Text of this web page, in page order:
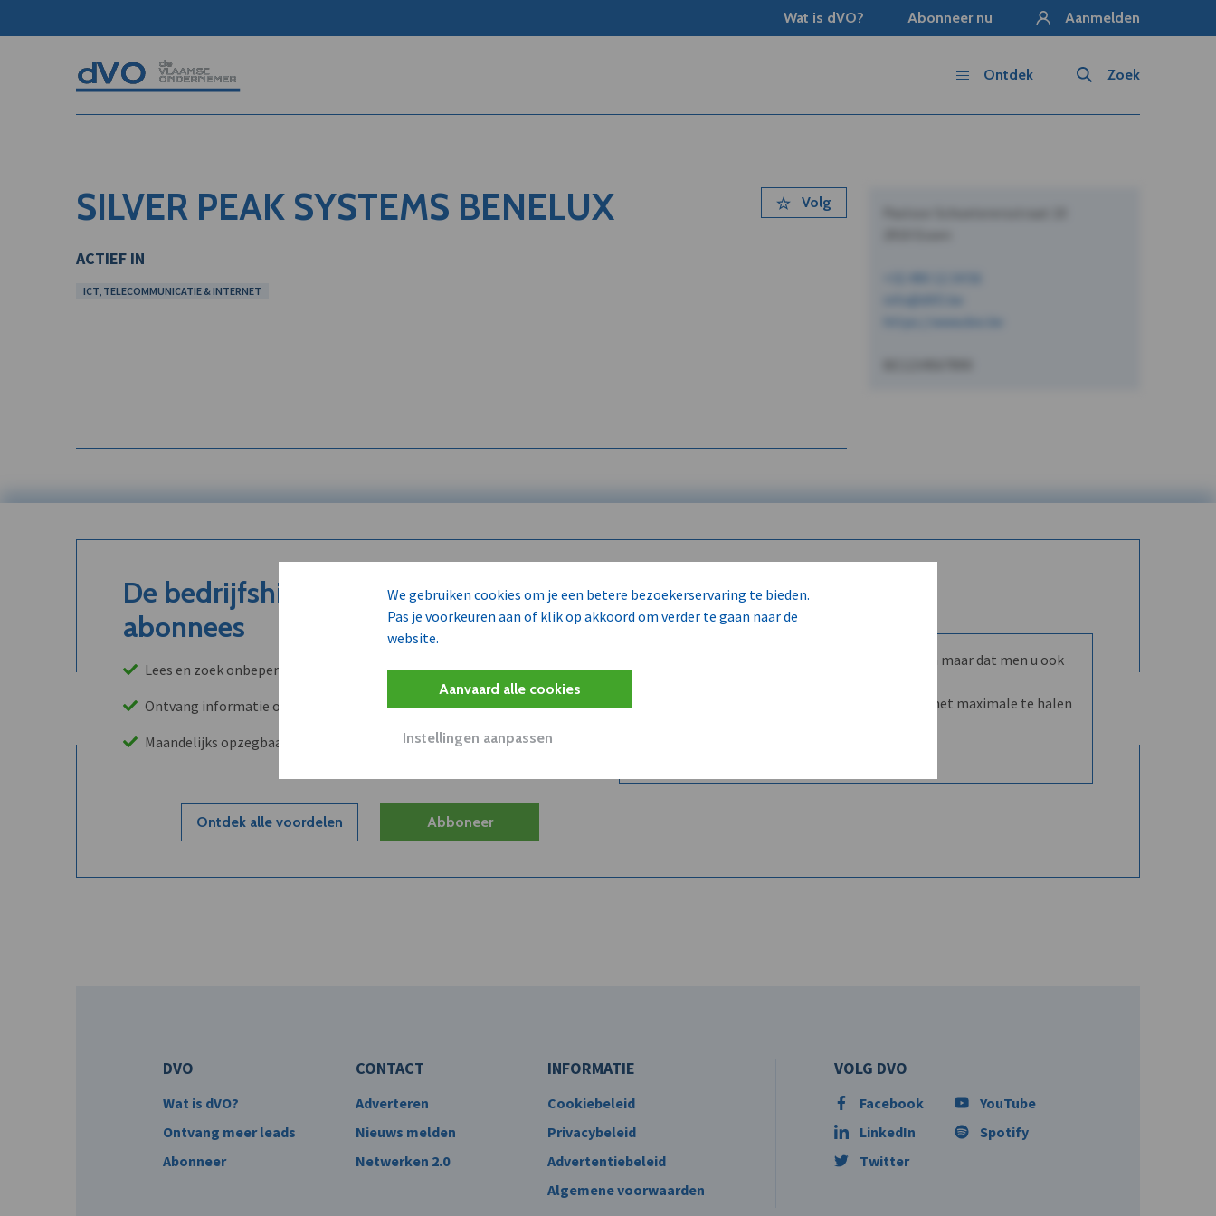
We gebruiken cookies om je een betere bezoekerservaring te bieden.
Pas je voorkeuren aan of klik op akkoord om verder te gaan naar de
website.
Aanvaard alle cookies
Instellingen aanpassen
Wat is dVO? Abonneer nu Aanmelden
Zoek
Ontdek
SILVER PEAK SYSTEMS BENELUX Volg
ACTIEF IN
ICT, TELECOMMUNICATIE & INTERNET
De bedrijfshistoriek is enkel voor
abonnees
Lees en zoek onbeperkt in onze archieven
Ontvang informatie over leads, klanten, concurrenten en/of partners
Maandelijks opzegbaar
Ontdek alle voordelen Abboneer
Wilt u niet enkel de dVO community leren kennen maar dat men u ook
Word dVO Member voor €72/mnd en dVO helpt u het maximale te halen
DVO
Wat is dVO?
Ontvang meer leads
Abonneer
CONTACT
Adverteren
Nieuws melden
Netwerken 2.0
INFORMATIE
Cookiebeleid
Privacybeleid
Advertentiebeleid
Algemene voorwaarden
VOLG DVO
Facebook
LinkedIn
Twitter
YouTube
Spotify